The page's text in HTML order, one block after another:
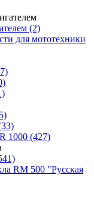
(2)
для мототехники
1000 (427)
RM 500 "Русская